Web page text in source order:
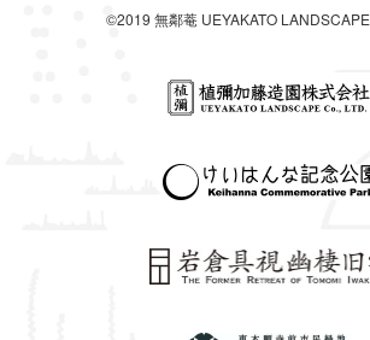
©2019 無鄰菴 UEYAKATO